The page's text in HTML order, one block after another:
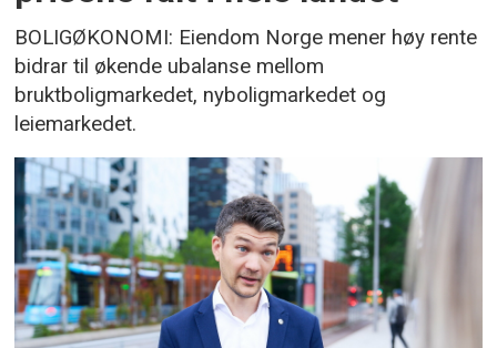
BOLIGØKONOMI: Eiendom Norge mener høy rente
bidrar til økende ubalanse mellom
bruktboligmarkedet, nyboligmarkedet og
leiemarkedet.